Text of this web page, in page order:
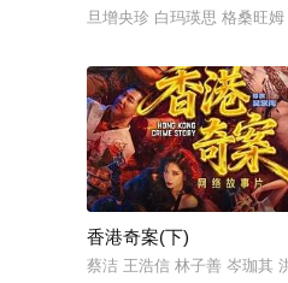
旦增央珍 白玛瑛思 格桑旺姆
香港奇案(下)
蔡洁 王浩信 林子善 岑珈其